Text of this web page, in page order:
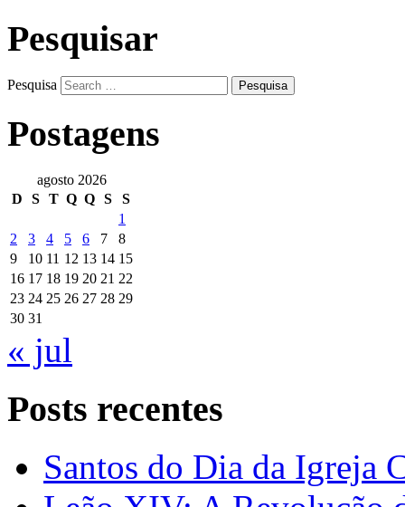
Pesquisar
Pesquisa
Postagens
agosto 2026
D
S T Q Q S
S
1
2
3 4 5 6 7
8
9
10 11 12 13 14 15
16 17 18 19 20 21 22
23 24 25 26 27 28 29
30 31
« jul
Posts recentes
Santos do Dia da Igreja